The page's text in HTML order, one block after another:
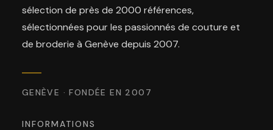
sélection de près de 2000 références,
sélectionnées pour les passionnés de couture et
de broderie à Genève depuis 2007.
GENÈVE · FONDÉE EN 2007
INFORMATIONS